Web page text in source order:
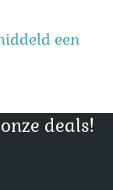
een
deals!